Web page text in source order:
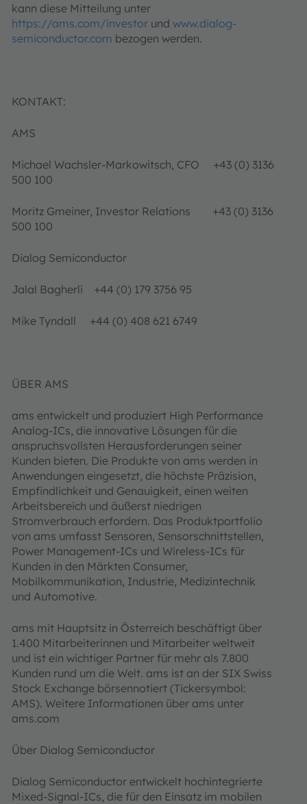
kann diese Mitteilung unter
https://ams.com/investor und www.dialog-
semiconductor.com bezogen werden.
KONTAKT:
AMS
Michael Wachsler-Markowitsch, CFO +43 (0) 3136
500 100
Moritz Gmeiner, Investor Relations +43 (0) 3136
500 100
Dialog Semiconductor
Jalal Bagherli +44 (0) 179 3756 95
Mike Tyndall +44 (0) 408 621 6749
ÜBER AMS
ams entwickelt und produziert High Performance
Analog-ICs, die innovative Lösungen für die
anspruchsvollsten Herausforderungen seiner
Kunden bieten. Die Produkte von ams werden in
Anwendungen eingesetzt, die höchste Präzision,
Empfindlichkeit und Genauigkeit, einen weiten
Arbeitsbereich und äußerst niedrigen
Stromverbrauch erfordern. Das Produktportfolio
von ams umfasst Sensoren, Sensorschnittstellen,
Power Management-ICs und Wireless-ICs für
Kunden in den Märkten Consumer,
Mobilkommunikation, Industrie, Medizintechnik
und Automotive.
ams mit Hauptsitz in Österreich beschäftigt über
1.400 Mitarbeiterinnen und Mitarbeiter weltweit
und ist ein wichtiger Partner für mehr als 7.800
Kunden rund um die Welt. ams ist an der SIX Swiss
Stock Exchange börsennotiert (Tickersymbol:
AMS). Weitere Informationen über ams unter
ams.com
Über Dialog Semiconductor
Dialog Semiconductor entwickelt hochintegrierte
Mixed-Signal-ICs, die für den Einsatz im mobilen